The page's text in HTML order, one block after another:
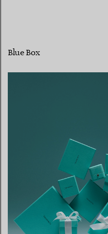
Blue Box